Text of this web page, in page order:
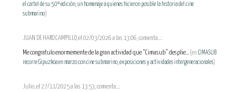
el cartel de su 50ª edición, un homenaje a quienes hicieron posible la historia del cine
submarino)
JUAN DE HARO CAMPILLO, el 02/03/2026 a las 13:06, comenta...:
Me congratulo enormemente de la gran actividad que “Cimasub” desplie... (en:CIMASUB
recorre Gipuzkoa en marzo con cine submarino, exposiciones y actividades intergeneracionales)
Julio, el 27/11/2025 a las 13:53, comenta...: